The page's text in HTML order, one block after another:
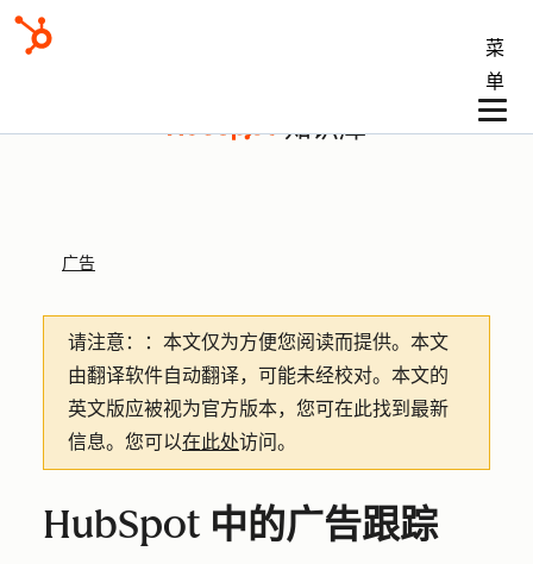
菜
单
知识库
广告
请注意： ：本文仅为方便您阅读而提供。 本文
由翻译软件自动翻译，可能未经校对。本文的
英文版应被视为官方版本，您可在此找到最新
信息。您可以在此处访问。
HubSpot 中的广告跟踪